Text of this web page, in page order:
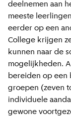
deelnemen aan
meeste
eerder op een
College krijgen
kunnen naar de
mogelijkheden.
bereiden op een
groepen (zeven
individuele
gewone